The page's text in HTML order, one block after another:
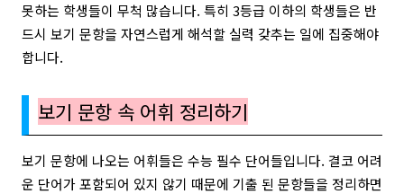
못하는 학생들이 무척 많습니다. 특히 3등급 이하의 학생들은 반
드시 보기 문항을 자연스럽게 해석할 실력 갖추는 일에 집중해야
합니다.
보기 문항 속 어휘 정리하기
보기 문항에 나오는 어휘들은 수능 필수 단어들입니다. 결코 어려
운 단어가 포함되어 있지 않기 때문에 기출 된 문항들을 정리하면